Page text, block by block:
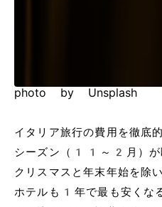
photo by Unsplash
イタリア旅行の費用を徹底
シーズン（11～2月）が
クリスマスと年末年始を
ホテルも1年で最も安くな